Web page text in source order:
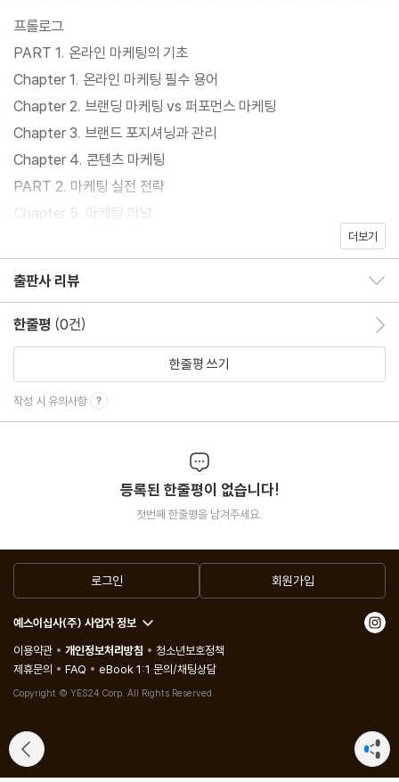
갈 정확한 나침반이 되어줄 것입니다.
프롤로그
PART 1. 온라인 마케팅의 기초
Chapter 1. 온라인 마케팅 필수 용어
Chapter 2. 브랜딩 마케팅 vs 퍼포먼스 마케팅
Chapter 3. 브랜드 포지셔닝과 관리
Chapter 4. 콘텐츠 마케팅
PART 2. 마케팅 실전 전략
Chapter 5. 마케팅 퍼널
Chapter 8. 광고 예산 관리 및 ROI 분석
Chapter 9. 월별 손익과 업무 관리
PART 3. 2025년 마케팅 트렌드 회고
Chapter 10. 2025년 온라인 마케팅 트렌드 분석
PART 4. 2026년 트렌드
Chapter 11. 2026 마케팅 트렌드
Chapter 12. 2026 소비 트렌드
Chapter 13. 트렌드북 4권의 인사이트
더보기
출판사 리뷰
한줄평 (0건)
한줄평 쓰기
작성 시 유의사항
등록된 한줄평이 없습니다!
첫번째 한줄평을 남겨주세요.
로그인 회원가입
예스이십사(주) 사업자 정보
이용약관
개인정보처리방침
청소년보호정책
제휴문의
FAQ eBook 1:1 문의/채팅상담
Copyright © YES24 Corp. All Rights Reserved.